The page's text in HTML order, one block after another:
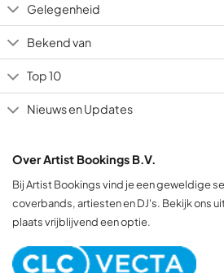
Gelegenheid
Bekend van
Top 10
Nieuws en Updates
Over Artist Bookings B.V.
Bij Artist Bookings vind je een geweldige
coverbands, artiesten en DJ's. Bekijk ons
plaats vrijblijvend een optie.